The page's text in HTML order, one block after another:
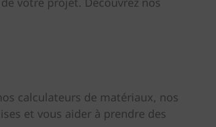
calculateurs de matériaux, nos
et vous aider à prendre des